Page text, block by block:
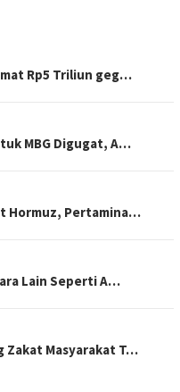
Rp5 Triliun geg…
MBG Digugat, A…
Hormuz, Pertamina…
Lain Seperti A…
Zakat Masyarakat T…